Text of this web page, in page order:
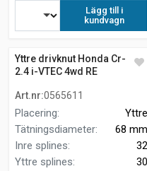
Lägg till i
kundvagn
Yttre drivknut Honda Cr-v III
2.4 i-VTEC 4wd RE
Art.nr:0565611
Placering:
Yttre
Tätningsdiameter:
68 mm
Inre splines:
32
Yttre splines: 30